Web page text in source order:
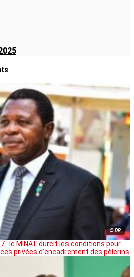
© DR
: le MINAT durcit les conditions pour
privées d’encadrement des pèlerins